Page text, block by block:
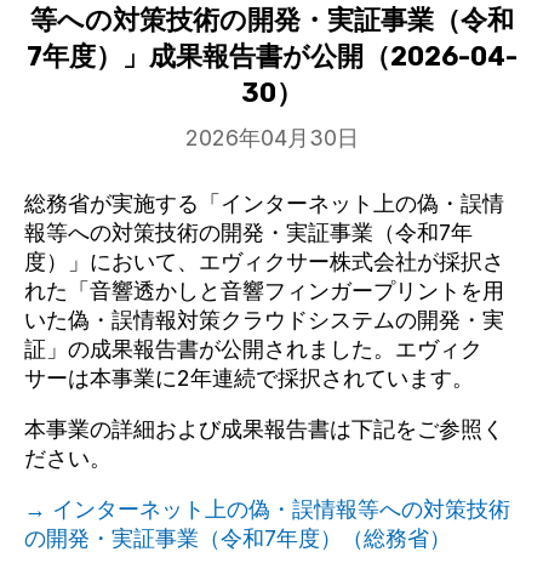
等への対策技術の開発・実証事業（令和
7年度）」成果報告書が公開（2026-04-
30）
2026年04月30日
総務省が実施する「インターネット上の偽・誤情
報等への対策技術の開発・実証事業（令和7年
度）」において、エヴィクサー株式会社が採択さ
れた「音響透かしと音響フィンガープリントを用
いた偽・誤情報対策クラウドシステムの開発・実
証」の成果報告書が公開されました。エヴィク
サーは本事業に2年連続で採択されています。
本事業の詳細および成果報告書は下記をご参照く
ださい。
→ インターネット上の偽・誤情報等への対策技術
の開発・実証事業（令和7年度）（総務省）